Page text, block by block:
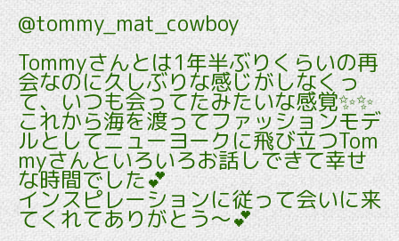
@tommy_mat_cowboy
Tommyさんとは1年半ぶりくらいの再
会なのに久しぶりな感じがしなくっ
て、いつも会ってたみたいな感覚✨✨
これから海を渡ってファッションモデ
ルとしてニューヨークに飛び立つTom
myさんといろいろお話しできて幸せ
な時間でした💕
インスピレーションに従って会いに来
てくれてありがとう～💕